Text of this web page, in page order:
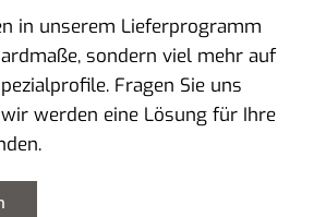
in unserem Lieferprogramm
sondern viel mehr auf
Fragen Sie uns
werden eine Lösung für Ihre